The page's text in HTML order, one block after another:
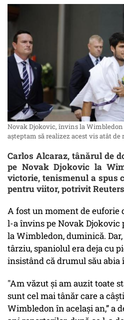
Novak Djokovic, învins la Wimbledon
aşteptam să realizez acest vis atât de
Carlos Alcaraz, tânărul de
pe Novak Djokovic la
victorie, tenismenul a spus
pentru viitor, potrivit
A fost un moment de euforie
l-a învins pe Novak
la Wimbledon, duminică.
târziu, spaniolul era deja cu
insistând că drumul său abia
"Am văzut și am auzit toate
sunt cel mai tânăr care a
Wimbledon în același an,” a